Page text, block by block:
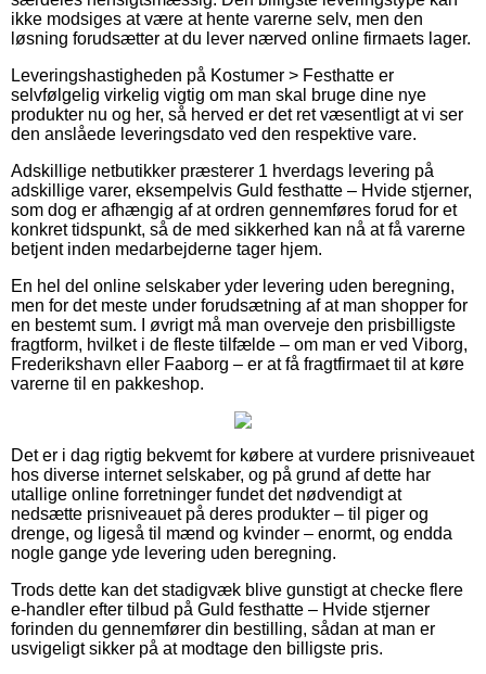
ikke modsiges at være at hente varerne selv, men den
løsning forudsætter at du lever nærved online firmaets lager.
Leveringshastigheden på Kostumer > Festhatte er
selvfølgelig virkelig vigtig om man skal bruge dine nye
produkter nu og her, så herved er det ret væsentligt at vi ser
den anslåede leveringsdato ved den respektive vare.
Adskillige netbutikker præsterer 1 hverdags levering på
adskillige varer, eksempelvis Guld festhatte – Hvide stjerner,
som dog er afhængig af at ordren gennemføres forud for et
konkret tidspunkt, så de med sikkerhed kan nå at få varerne
betjent inden medarbejderne tager hjem.
En hel del online selskaber yder levering uden beregning,
men for det meste under forudsætning af at man shopper for
en bestemt sum. I øvrigt må man overveje den prisbilligste
fragtform, hvilket i de fleste tilfælde – om man er ved Viborg,
Frederikshavn eller Faaborg – er at få fragtfirmaet til at køre
varerne til en pakkeshop.
Det er i dag rigtig bekvemt for købere at vurdere prisniveauet
hos diverse internet selskaber, og på grund af dette har
utallige online forretninger fundet det nødvendigt at
nedsætte prisniveauet på deres produkter – til piger og
drenge, og ligeså til mænd og kvinder – enormt, og endda
nogle gange yde levering uden beregning.
Trods dette kan det stadigvæk blive gunstigt at checke flere
e-handler efter tilbud på Guld festhatte – Hvide stjerner
forinden du gennemfører din bestilling, sådan at man er
usvigeligt sikker på at modtage den billigste pris.